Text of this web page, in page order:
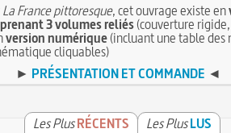
La France pittoresque, cet ouvrage existe en
3 volumes reliés(couverture
version numérique(incluant une table des
cliquables)
► PRÉSENTATION ET COMMANDE ◄
Les PlusRÉCENTS Les PlusLUS